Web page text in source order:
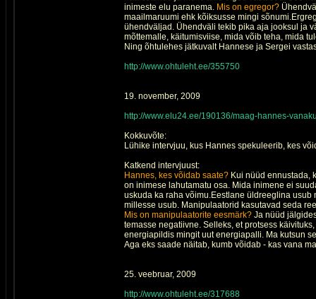
inimeste elu paranema. Mis on egregor?
maailmaruumi ehk kõiksusse mingi
ühendväljad. Ühendväli tekib pika aja jooksul ja
mõttemalle, käitumisviise, mida võib teha, mida
Ning õhtulehes jätkuvalt Hannese ja Sergei
http://www.ohtuleht.ee/355750
19. november, 2009
http://www.elu24.ee/190136/maag-hannes-
Kokkuvõte:
Lühike intervjuu, kus Hannes spekuleerib, kes
Katkend intervjuust:
Hannes, kes võidab saate? Kui nüüd ennustada,
on inimese lahutamatu osa. Mida inimene ei
uskuda ka raha võimu.Eestlane üldreeglina
millesse usub. Manipulaatorid kasutavad seda
Mis on manipulaatorite eesmärk? Ja nüüd
temasse negatiivne. Selleks, et protsess
energiapildis mingit uut energiapalli. Ma kutsun
Aga eks saade näitab, kumb võidab - kas vana
25. veebruar, 2009
http://www.ohtuleht.ee/317688